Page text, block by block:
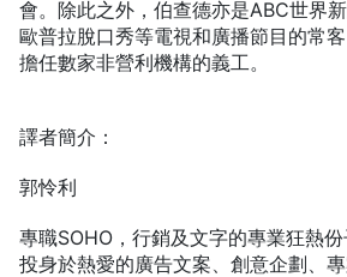
會。除此之外，伯查德亦是ABC世界新
歐普拉脫口秀等電視和廣播節目的常
擔任數家非營利機構的義工。
譯者簡介：
郭怜利
專職SOHO，行銷及文字的專業狂熱份
投身於熱愛的廣告文案、創意企劃、